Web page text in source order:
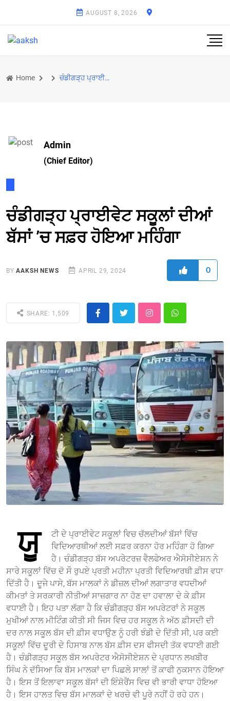
AUGUST 8, 2026
Home ਚੰਡੀਗੜ੍ਹ ਪ੍ਰਾਈਵੇਟ ਸਕੂਲਾਂ ਦੀਆਂ ਬੱਸਾਂ ’ਚ ਸਫ਼ਰ ਹੋਇਆ ਮਹਿੰਗਾ
Admin
(Chief Editor)
ਚੰਡੀਗੜ੍ਹ ਪ੍ਰਾਈਵੇਟ ਸਕੂਲਾਂ ਦੀਆਂ
ਬੱਸਾਂ ’ਚ ਸਫ਼ਰ ਹੋਇਆ ਮਹਿੰਗਾ
BYAAKSH NEWS APRIL 29, 2024 0
SHARE: 1,509
ਯੂ
ਟੀ ਦੇ ਪ੍ਰਾਈਵੇਟ ਸਕੂਲਾਂ ਵਿਚ ਚੱਲਦੀਆਂ ਬੱਸਾਂ ਵਿੱਚ
ਵਿਦਿਆਰਥੀਆਂ ਲਈ ਸਫ਼ਰ ਕਰਨਾ ਹੋਰ ਮਹਿੰਗਾ ਹੋ ਗਿਆ
ਹੈ। ਚੰਡੀਗੜ੍ਹ ਬੱਸ ਅਪਰੇਟਰਜ਼ ਵੈਲਫੇਅਰ ਐਸੋਸੀਏਸ਼ਨ ਨੇ
ਸਾਰੇ ਸਕੂਲਾਂ ਵਿੱਚ ਦੋ ਸੌ ਰੁਪਏ ਪ੍ਰਤੀ ਮਹੀਨਾ ਪ੍ਰਤੀ ਵਿਦਿਆਰਥੀ ਫ਼ੀਸ ਵਧਾ
ਦਿੱਤੀ ਹੈ। ਦੂਜੇ ਪਾਸੇ, ਬੱਸ ਮਾਲਕਾਂ ਨੇ ਡੀਜ਼ਲ ਦੀਆਂ ਲਗਾਤਾਰ ਵਧਦੀਆਂ
ਕੀਮਤਾਂ ਤੇ ਸਰਕਾਰੀ ਨੀਤੀਆਂ ਸਾਜ਼ਗਾਰ ਨਾ ਹੋਣ ਦਾ ਹਵਾਲਾ ਦੇ ਕੇ ਫ਼ੀਸ
ਵਧਾਈ ਹੈ। ਇਹ ਪਤਾ ਲੱਗਾ ਹੈ ਕਿ ਚੰਡੀਗੜ੍ਹ ਬੱਸ ਅਪਰੇਟਰਾਂ ਨੇ ਸਕੂਲ
ਮੁਖੀਆਂ ਨਾਲ ਮੀਟਿੰਗ ਕੀਤੀ ਸੀ ਜਿਸ ਵਿਚ ਹਰ ਸਕੂਲ ਨੇ ਅੱਠ ਫ਼ੀਸਦੀ ਦੀ
ਦਰ ਨਾਲ ਸਕੂਲ ਬੱਸ ਦੀ ਫ਼ੀਸ ਵਧਾਉਣ ਨੂੰ ਹਰੀ ਝੰਡੀ ਦੇ ਦਿੱਤੀ ਸੀ, ਪਰ ਕਈ
ਸਕੂਲਾਂ ਵਿੱਚ ਦੂਰੀ ਦੇ ਹਿਸਾਬ ਨਾਲ ਬੱਸ ਫ਼ੀਸ ਦਸ ਫੀਸਦੀ ਤੱਕ ਵਧਾਈ ਗਈ
ਹੈ। ਚੰਡੀਗੜ੍ਹ ਸਕੂਲ ਬੱਸ ਅਪਰੇਟਰ ਐਸੋਸੀਏਸ਼ਨ ਦੇ ਪ੍ਰਧਾਨ ਲਖਬੀਰ
ਸਿੰਘ ਨੇ ਦੱਸਿਆ ਕਿ ਬੱਸ ਮਾਲਕਾਂ ਦਾ ਪਿਛਲੇ ਸਾਲਾਂ ਤੋਂ ਕਾਫੀ ਨੁਕਸਾਨ ਹੋਇਆ
ਹੈ। ਇਸ ਤੋਂ ਇਲਾਵਾ ਸਕੂਲ ਬੱਸਾਂ ਦੀ ਇੰਸ਼ੋਰੈਂਸ ਵਿਚ ਵੀ ਭਾਰੀ ਵਾਧਾ ਹੋਇਆ
ਹੈ। ਇਸ ਹਾਲਤ ਵਿਚ ਬੱਸ ਮਾਲਕਾਂ ਦੇ ਖਰਚੇ ਵੀ ਪੂਰੇ ਨਹੀਂ ਹੋ ਰਹੇ ਹਨ।